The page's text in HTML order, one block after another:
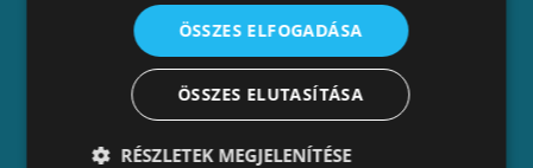
Hírlevél feliratkozás
E-mail cím*
ÖSSZES ELFOGADÁSA
ÖSSZES ELUTASÍTÁSA
RÉSZLETEK MEGJELENÍTÉSE